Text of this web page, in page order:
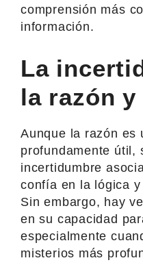
comprensión más
información.
La
la razón y
Aunque la razón es
profundamente útil,
incertidumbre
confía en la lógica
Sin embargo, hay
en su capacidad
especialmente
misterios más